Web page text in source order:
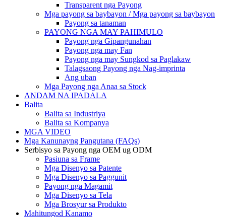
Transparent nga Payong
Mga payong sa baybayon / Mga payong sa baybayon
Payong sa tanaman
PAYONG NGA MAY PAHIMULO
Payong nga Gipangunahan
Payong nga may Fan
Payong nga may Sungkod sa Paglakaw
Talagsaong Payong nga Nag-imprinta
Ang uban
Mga Payong nga Anaa sa Stock
ANDAM NA IPADALA
Balita
Balita sa Industriya
Balita sa Kompanya
MGA VIDEO
Mga Kanunayng Pangutana (FAQs)
Serbisyo sa Payong nga OEM ug ODM
Pasiuna sa Frame
Mga Disenyo sa Patente
Mga Disenyo sa Paggunit
Payong nga Magamit
Mga Disenyo sa Tela
Mga Brosyur sa Produkto
Mahitungod Kanamo